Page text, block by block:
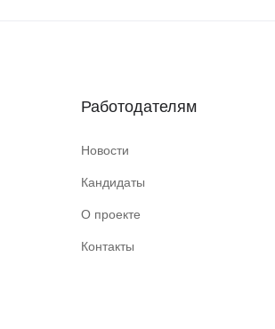
Работодателям
Новости
Кандидаты
О проекте
Контакты